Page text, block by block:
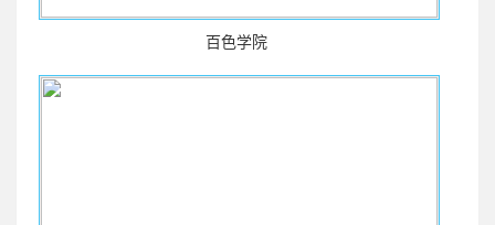
百色学院